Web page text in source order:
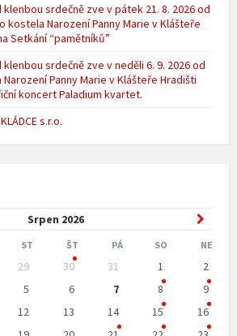
srdečně zve v pátek 21. 8. 2026 od
kostela Narození Panny Marie v Klášteře
Setkání “pamětníků”
srdečně zve v neděli 6. 9. 2026 od
Panny Marie v Klášteře Hradišti
koncert Paladium kvartet.
s.r.o.
Srpen 2026
Month
ST ŠT PÁ SO NE
29 30 31 1
2
5 6 7 8
9
12 13 14 15
16